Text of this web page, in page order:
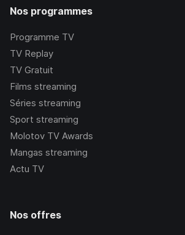
Nos programmes
Programme TV
TV Replay
TV Gratuit
Films streaming
Séries streaming
Sport streaming
Molotov TV Awards
Mangas streaming
Actu TV
Nos offres